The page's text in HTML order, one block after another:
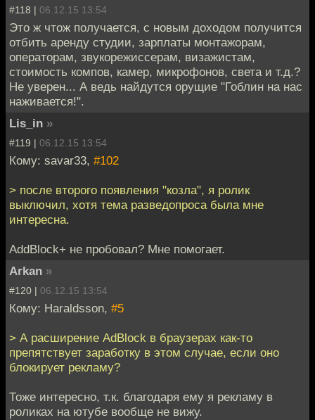
#118 | 06.12.15 13:54
Это ж чтож получается, с новым доходом получится
отбить аренду студии, зарплаты монтажорам,
операторам, звукорежиссерам, визажистам,
стоимость компов, камер, микрофонов, света и т.д.?
Не уверен... А ведь найдутся орущие "Гоблин на нас
наживается!".
Lis_in »
#119 | 06.12.15 13:54
Кому: savar33, #102
> после второго появления "козла", я ролик
выключил, хотя тема разведопроса была мне
интересна.
AddBlock+ не пробовал? Мне помогает.
Arkan »
#120 | 06.12.15 13:54
Кому: Haraldsson, #5
> А расширение AdBlock в браузерах как-то
препятствует заработку в этом случае, если оно
блокирует рекламу?
Тоже интересно, т.к. благодаря ему я рекламу в
роликах на ютубе вообще не вижу.